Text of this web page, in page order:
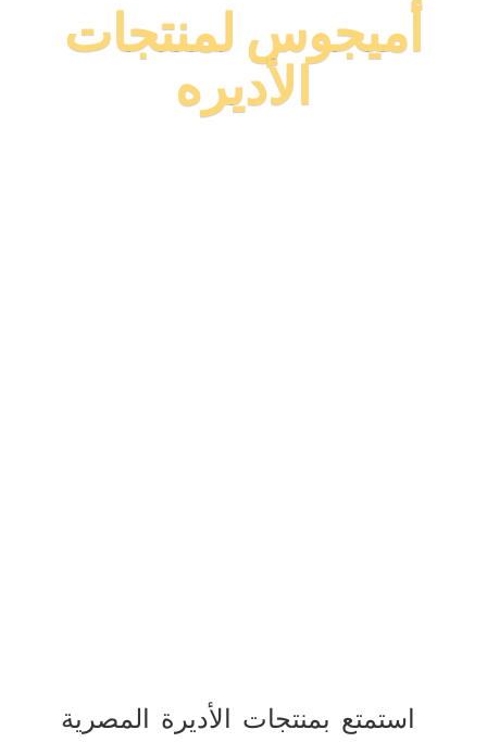
أميجوس لمنتجات
الأديره